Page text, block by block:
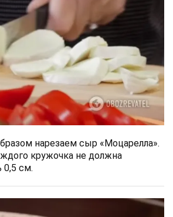
нарезаем сыр «Моцарелла».
кружочка не должна
см.